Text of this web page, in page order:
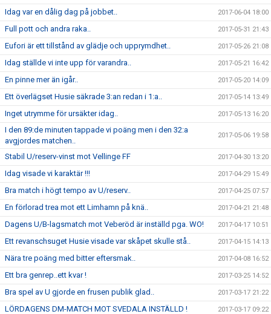
Idag var en dålig dag på jobbet.. 2017-06-04 18:00
Full pott och andra raka.. 2017-05-31 21:43
Eufori är ett tillstånd av glädje och upprymdhet.. 2017-05-26 21:08
Idag ställde vi inte upp för varandra.. 2017-05-21 16:42
En pinne mer än igår.. 2017-05-20 14:09
Ett överlägset Husie säkrade 3:an redan i 1:a.. 2017-05-14 13:49
Inget utrymme för ursäkter idag.. 2017-05-13 16:20
I den 89:de minuten tappade vi poäng men i den 32:a
avgjordes matchen..
2017-05-06 19:58
Stabil U/reserv-vinst mot Vellinge FF 2017-04-30 13:20
Idag visade vi karaktär !!! 2017-04-29 15:49
Bra match i högt tempo av U/reserv.. 2017-04-25 07:57
En förlorad trea mot ett Limhamn på knä.. 2017-04-21 21:48
Dagens U/B-lagsmatch mot Veberöd är inställd pga. WO! 2017-04-17 10:51
Ett revanschsuget Husie visade var skåpet skulle stå.. 2017-04-15 14:13
Nära tre poäng med bitter eftersmak.. 2017-04-08 16:52
Ett bra genrep..ett kvar ! 2017-03-25 14:52
Bra spel av U gjorde en frusen publik glad.. 2017-03-17 21:22
LÖRDAGENS DM-MATCH MOT SVEDALA INSTÄLLD ! 2017-03-17 09:22